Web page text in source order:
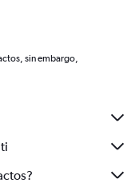
sin embargo,